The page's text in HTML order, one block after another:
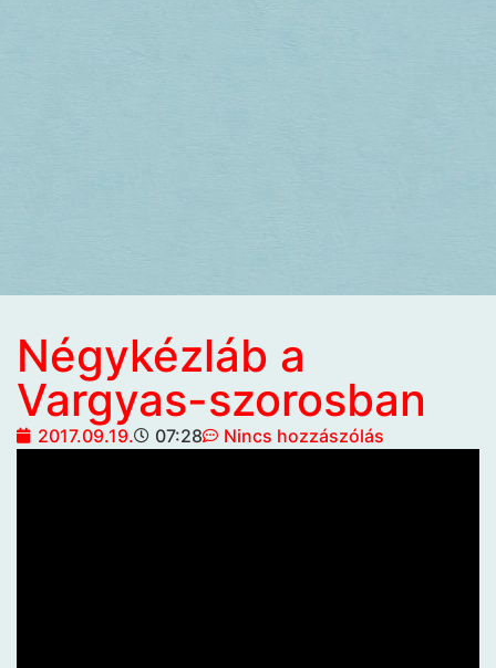
Négykézláb a
Vargyas-szorosban
2017.09.19. 07:28 Nincs hozzászólás